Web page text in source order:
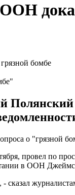
о "грязной
провел по
в ООН
сказал